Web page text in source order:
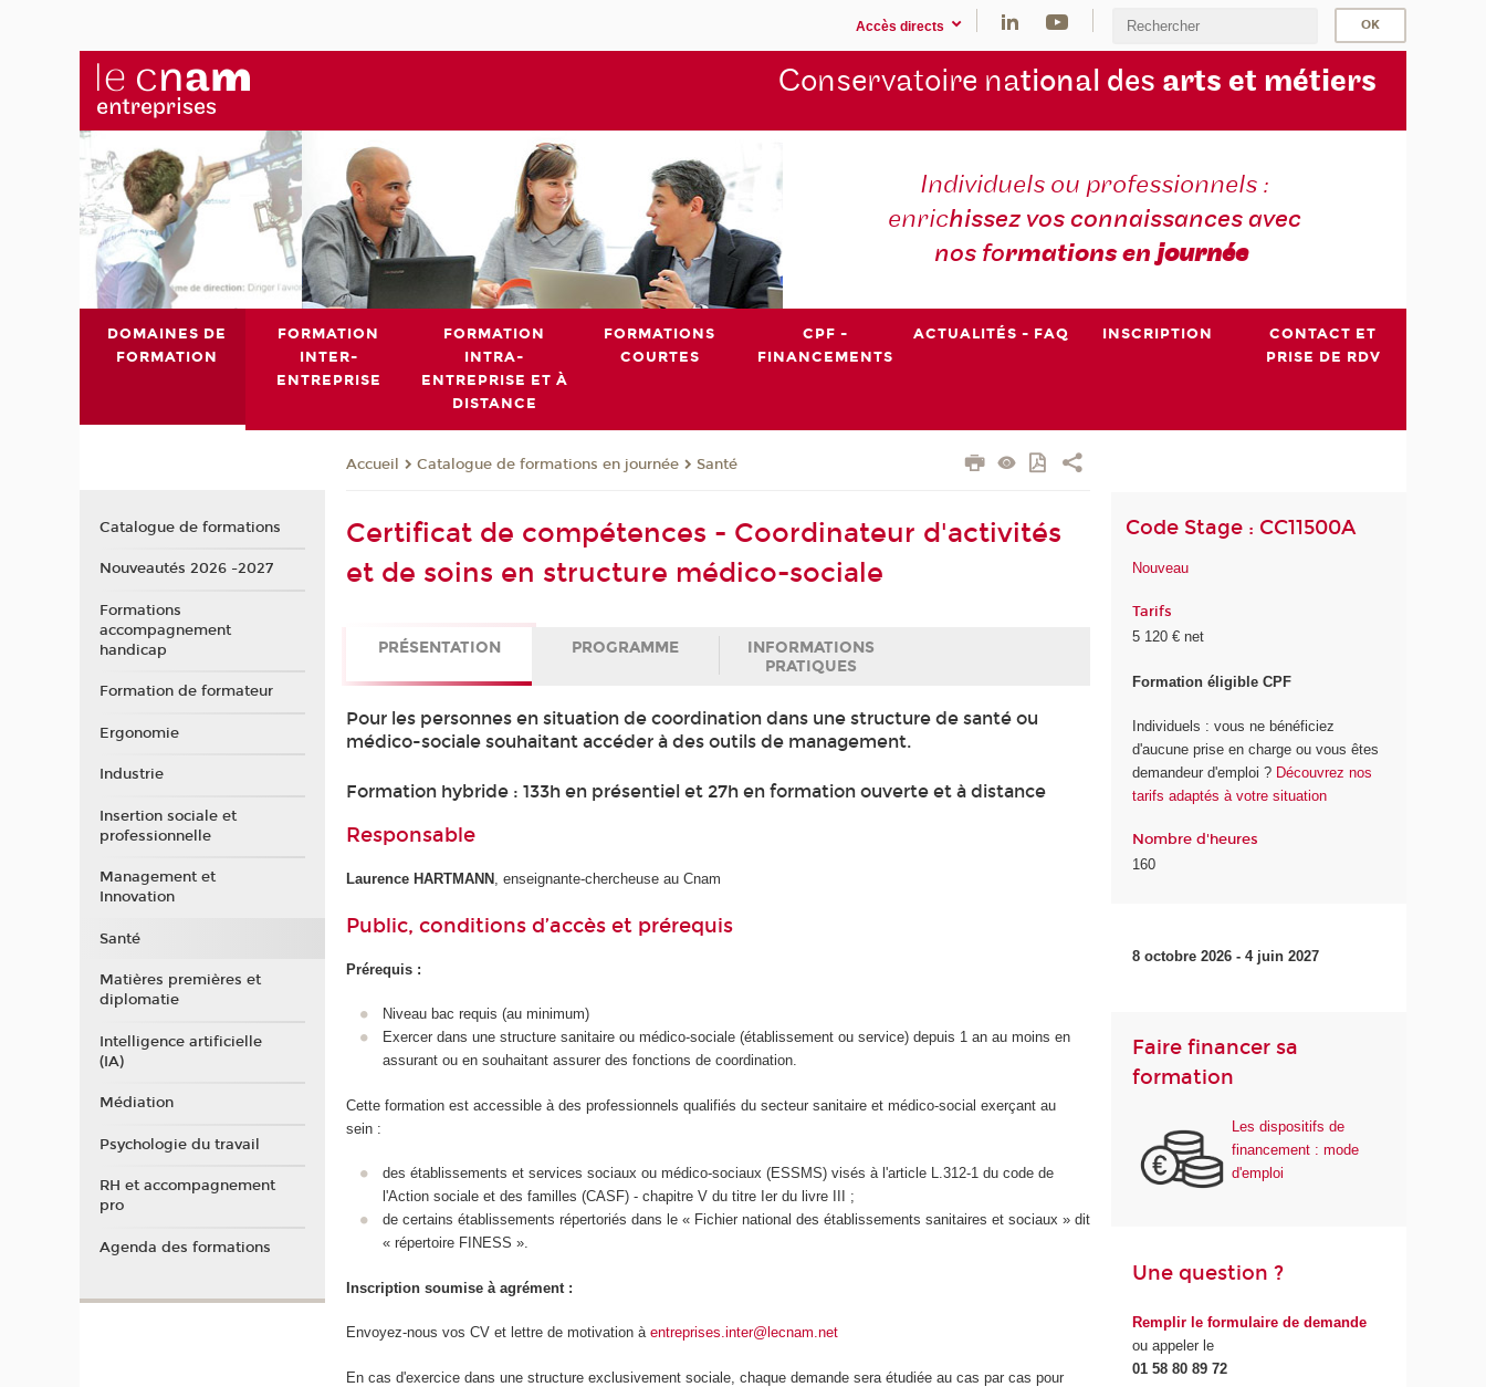
Accès directs
Conservatoire national des arts et métiers
Individuels ou professionnels :
enrichissez vos connaissances avec
nos formations enjournée
DOMAINES DE
FORMATION
FORMATION
INTER-
ENTREPRISE
FORMATION
INTRA-
ENTREPRISE ET À
DISTANCE
FORMATIONS
COURTES
CPF -
FINANCEMENTS
ACTUALITÉS - FAQ INSCRIPTION
CONTACT ET
PRISE DE RDV
Accueil Catalogue de formations en journée Santé
Certificat de compétences - Coordinateur d'activités
et de soins en structure médico-sociale
PRÉSENTATION PROGRAMME
INFORMATIONS
PRATIQUES
Pour les personnes en situation de coordination dans une structure de santé ou
médico-sociale souhaitant accéder à des outils de management.
Formation hybride : 133h en présentiel et 27h en formation ouverte et à distance
Responsable
Laurence HARTMANN , enseignante-chercheuse au Cnam
Public, conditions d’accès et prérequis
Prérequis :
Niveau bac requis (au minimum)
Exercer dans une structure sanitaire ou médico-sociale (établissement ou service) depuis 1 an au moins en
assurant ou en souhaitant assurer des fonctions de coordination.
Cette formation est accessible à des professionnels qualifiés du secteur sanitaire et médico-social exerçant au
sein :
des établissements et services sociaux ou médico-sociaux (ESSMS) visés à l'article L.312-1 du code de
l'Action sociale et des familles (CASF) - chapitre V du titre Ier du livre III ;
de certains établissements répertoriés dans le « Fichier national des établissements sanitaires et sociaux » dit
« répertoire FINESS ».
Inscription soumise à agrément :
Envoyez-nous vos CV et lettre de motivation àentreprises.inter@lecnam.net
En cas d'exercice dans une structure exclusivement sociale, chaque demande sera étudiée au cas par cas pour
Code Stage : CC11500A
Nouveau
Tarifs
5 120 € net
Formation éligible CPF
Individuels : vous ne bénéficiez
d'aucune prise en charge ou vous êtes
demandeur d'emploi ? Découvrez nos
tarifs adaptés à votre situation
Nombre d'heures
160
8 octobre 2026 - 4 juin 2027
Faire financer sa
formation
Les dispositifs de
financement : mode
d'emploi
Une question ?
Remplir le formulaire de demande
ou appeler le
01 58 80 89 72
Catalogue de formations
Nouveautés 2026 -2027
Formations
accompagnement
handicap
Formation de formateur
Ergonomie
Industrie
Insertion sociale et
professionnelle
Management et
Innovation
Santé
Matières premières et
diplomatie
Intelligence artificielle
(IA)
Médiation
Psychologie du travail
RH et accompagnement
pro
Agenda des formations